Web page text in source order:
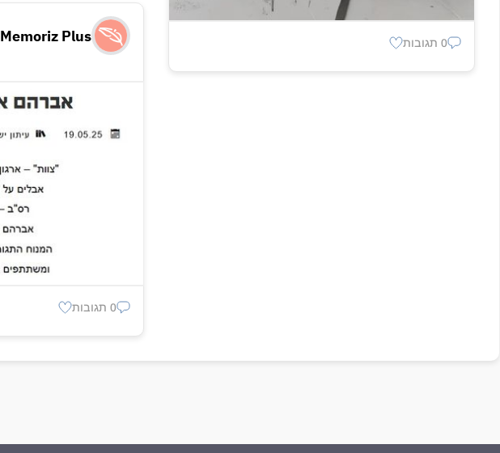
0 תגובות Memoriz Plus
0 תגובות